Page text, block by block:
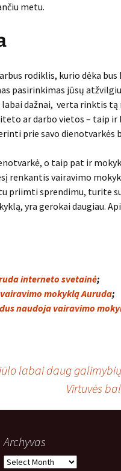
metu.
rodiklis, kurio dėka
pasirinkimas jūsų
dažnai, verta rinktis tą
ar darbo vietos – taip
prie savo dienotvarkės
o taip pat ir
renkantis vairavimo
priimti sprendimu, turite
yra gerokai daugiau.
interneto svetainė;
mokyklą Auruda;
naudoja vairavimo
labai daug
Virtuvės
Archyvas
Archyvas